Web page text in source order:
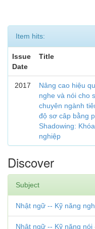
Item hits:
Issue
Date
Title
2017
Nâng cao hiệu
nghe và nói cho
chuyên ngành
độ sơ câp bằng
Shadowing:
nghiệp
Discover
Subject
Nhật ngữ -- Kỹ năng
Nhật ngữ -- Kỹ năng nói